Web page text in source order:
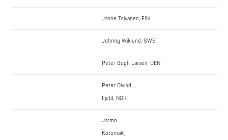
Janne Toivanen, FIN
Johnny Wiklund, SWE
Peter Bogh Larsen, DEN
Peter Oivind
Fjeld, NOR
Jarmo
Kotomaki,